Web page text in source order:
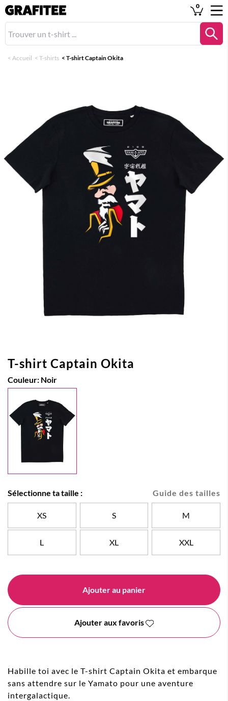
0
< Accueil < T-shirts < T-shirt Captain Okita
T-shirt Captain Okita
Couleur: Noir
Guide des tailles
Sélectionne ta taille :
XS S M
L XL XXL
Ajouter au panier
Ajouter aux favoris
Habille toi avec le T-shirt Captain Okita et embarque
sans attendre sur le Yamato pour une aventure
intergalactique.